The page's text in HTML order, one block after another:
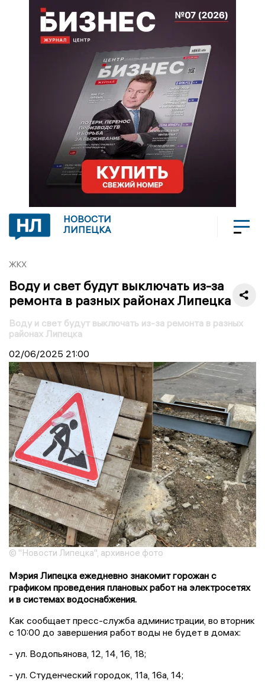
НОВОСТИ
ЛИПЕЦКА
ЖКХ
Воду и свет будут выключать из-за
ремонта в разных районах Липецка
Воду и свет будут выключать из-за ремонта в разных
районах Липецка
02/06/2025 21:00
© "Новости Липецка", архивное фото
Мэрия Липецка ежедневно знакомит горожан с
графиком проведения плановых работ на электросетях
и в системах водоснабжения.
Как сообщает пресс-служба администрации, во вторник
с 10:00 до завершения работ воды не будет в домах:
- ул. Водопьянова, 12, 14, 16, 18;
- ул. Студенческий городок, 11а, 16а, 14;